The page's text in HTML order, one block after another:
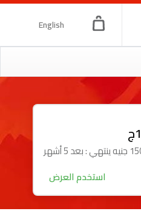
English
استخدم العرض